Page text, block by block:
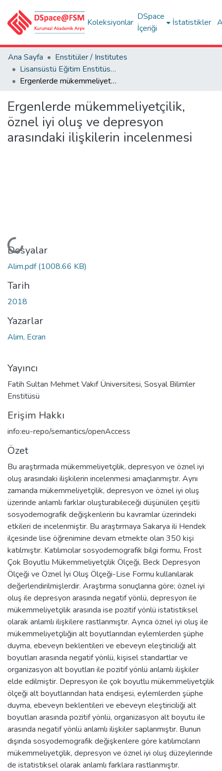
Koleksiyonlar
DSpace
İçeriği
İstatistikler
Ana Sayfa
Enstitüler / Institutes
Lisansüstü Eğitim Enstitüsü Tez Koleksiyonu
Ergenlerde mükemmeliyetçilik, öznel iyi oluş ve depresyon arasındaki ilişkilerin incelenmesi
Ergenlerde mükemmeliyetçilik,
öznel iyi oluş ve depresyon
arasındaki ilişkilerin incelenmesi
Yükleniyor...
Dosyalar
Alim.pdf(1008.66 KB)
Tarih
2018
Yazarlar
Alim, Ecran
Yayıncı
Fatih Sultan Mehmet Vakıf Üniversitesi, Sosyal Bilimler
Enstitüsü
Erişim Hakkı
info:eu-repo/semantics/openAccess
Özet
Bu araştırmada mükemmeliyetçilik, depresyon ve öznel iyi
oluş arasındaki ilişkilerin incelenmesi amaçlanmıştır. Aynı
zamanda mükemmeliyetçilik, depresyon ve öznel iyi oluş
üzerinde anlamlı farklar oluşturabileceği düşünülen çeşitli
sosyodemografik değişkenlerin bu kavramlar üzerindeki
etkileri de incelenmiştir. Bu araştırmaya Sakarya ili Hendek
ilçesinde lise öğrenimine devam etmekte olan 350 kişi
katılmıştır. Katılımcılar sosyodemografik bilgi formu, Frost
Çok Boyutlu Mükemmeliyetçilik Ölçeği, Beck Depresyon
Ölçeği ve Öznel İyi Oluş Ölçeği-Lise Formu kullanılarak
değerlendirilmişlerdir. Araştırma sonuçlarına göre; öznel iyi
oluş ile depresyon arasında negatif yönlü, depresyon ile
mükemmeliyetçilik arasında ise pozitif yönlü istatistiksel
olarak anlamlı ilişkilere rastlanmıştır. Ayrıca öznel iyi oluş ile
mükemmeliyetçiliğin alt boyutlarından eylemlerden şüphe
duyma, ebeveyn beklentileri ve ebeveyn eleştiriciliği alt
boyutları arasında negatif yönlü, kişisel standartlar ve
organizasyon alt boyutları ile pozitif yönlü anlamlı ilişkiler
elde edilmiştir. Depresyon ile çok boyutlu mükemmeliyetçilik
ölçeği alt boyutlarından hata endişesi, eylemlerden şüphe
duyma, ebeveyn beklentileri ve ebeveyn eleştiriciliği alt
boyutları arasında pozitif yönlü, organizasyon alt boyutu ile
arasında negatif yönlü anlamlı ilişkiler saplanmıştır. Bunun
dışında sosyodemografik değişkenlere göre katılımcıların
mükemmeliyetçilik, depresyon ve öznel iyi oluş düzeylerinde
de istatistiksel olarak anlamlı farklara rastlanmıştır.